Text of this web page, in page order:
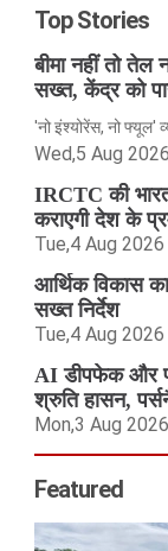
Top Stories
बीमा नहीं तो तेल
सख्त, केंद्र को
'नो इंश्योरेंस, नो फ्यूल'
Wed,5 Aug 2026
IRCTC की
कराएगी देश के
Tue,4 Aug 2026
आर्थिक विकास
सख्त निर्देश
Tue,4 Aug 2026
AI डीपफेक और
श्रुति हासन,
Mon,3 Aug 2026
Featured